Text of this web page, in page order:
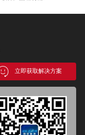
立即获取解决方案